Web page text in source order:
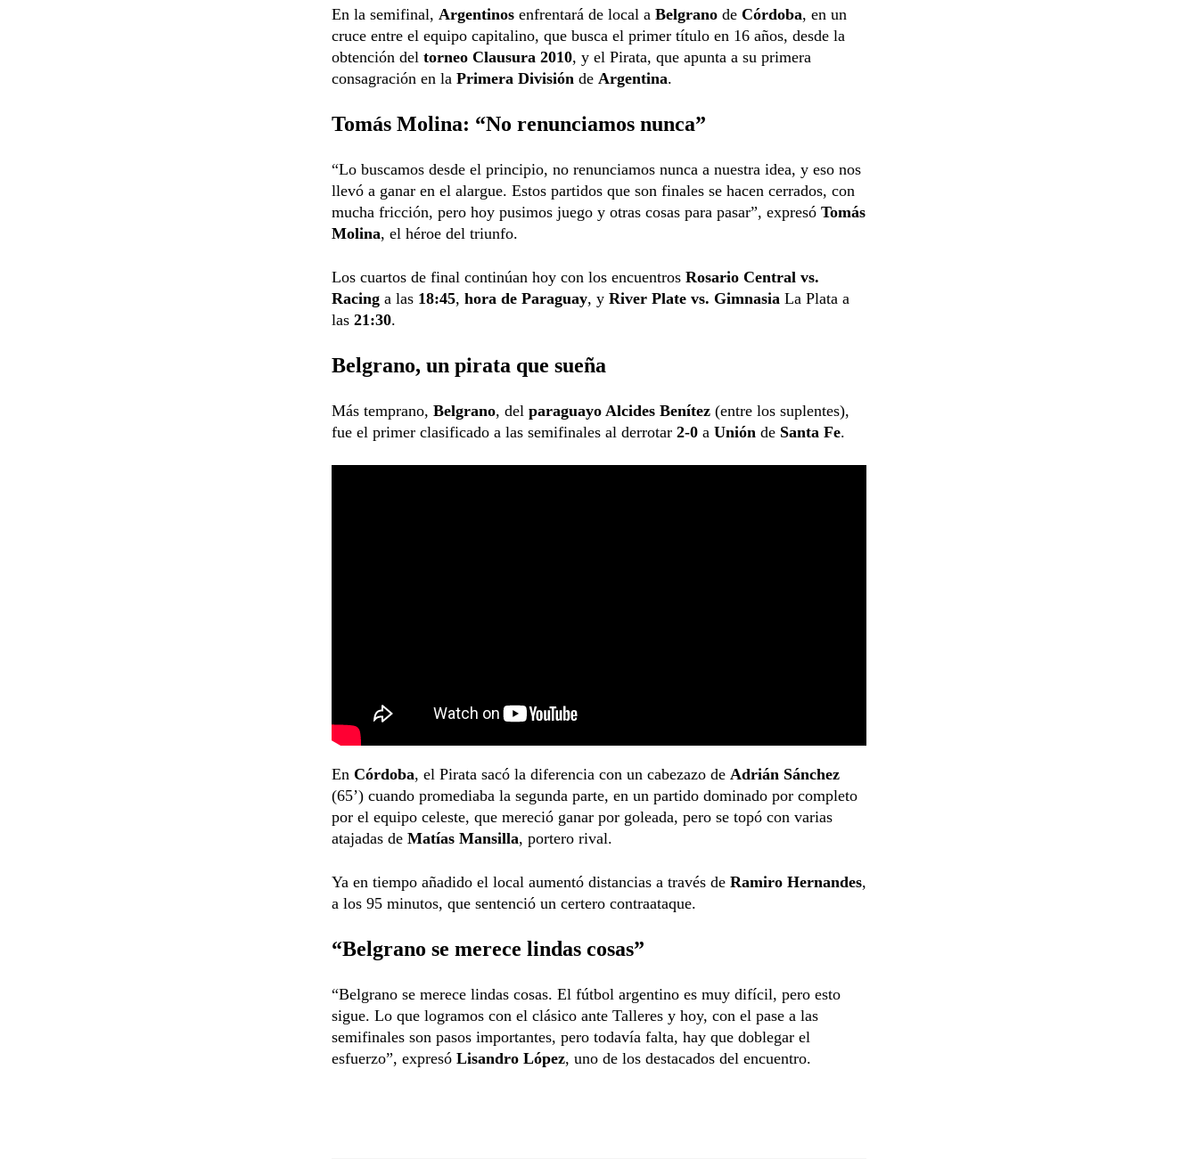
En la semifinal, Argentinos enfrentará de local a Belgrano de Córdoba, en un
cruce entre el equipo capitalino, que busca el primer título en 16 años, desde la
obtención del torneo Clausura 2010, y el Pirata, que apunta a su primera
consagración en la Primera División de Argentina.
Tomás Molina: “No renunciamos nunca”
“Lo buscamos desde el principio, no renunciamos nunca a nuestra idea, y eso nos
llevó a ganar en el alargue. Estos partidos que son finales se hacen cerrados, con
mucha fricción, pero hoy pusimos juego y otras cosas para pasar”, expresó Tomás
Molina, el héroe del triunfo.
Los cuartos de final continúan hoy con los encuentros Rosario Central vs.
Racing a las 18:45, hora de Paraguay, y River Plate vs. Gimnasia La Plata a
las 21:30.
Belgrano, un pirata que sueña
Más temprano, Belgrano, del paraguayo Alcides Benítez (entre los suplentes),
fue el primer clasificado a las semifinales al derrotar 2-0 a Unión de Santa Fe.
En Córdoba, el Pirata sacó la diferencia con un cabezazo de Adrián Sánchez
(65’) cuando promediaba la segunda parte, en un partido dominado por completo
por el equipo celeste, que mereció ganar por goleada, pero se topó con varias
atajadas de Matías Mansilla, portero rival.
Ya en tiempo añadido el local aumentó distancias a través de Ramiro Hernandes,
a los 95 minutos, que sentenció un certero contraataque.
“Belgrano se merece lindas cosas”
“Belgrano se merece lindas cosas. El fútbol argentino es muy difícil, pero esto
sigue. Lo que logramos con el clásico ante Talleres y hoy, con el pase a las
semifinales son pasos importantes, pero todavía falta, hay que doblegar el
esfuerzo”, expresó Lisandro López, uno de los destacados del encuentro.